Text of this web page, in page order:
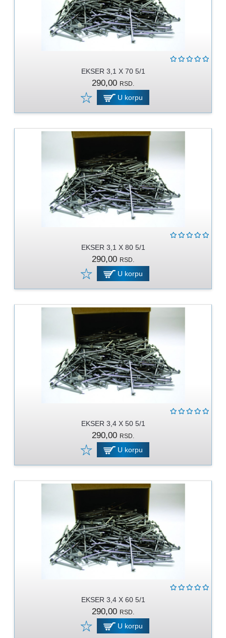
EKSER 3,1 X 70 5/1
290,00 RSD.
U korpu
EKSER 3,1 X 80 5/1
290,00 RSD.
U korpu
EKSER 3,4 X 50 5/1
290,00 RSD.
U korpu
EKSER 3,4 X 60 5/1
290,00 RSD.
U korpu